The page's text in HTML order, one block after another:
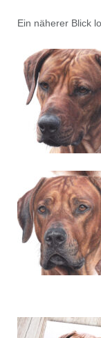
Ein näherer Blick